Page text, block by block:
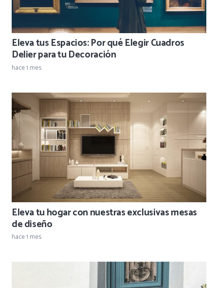
Eleva tus Espacios: Por qué Elegir Cuadros
Delier para tu Decoración
hace 1 mes
Eleva tu hogar con nuestras exclusivas mesas
de diseño
hace 1 mes